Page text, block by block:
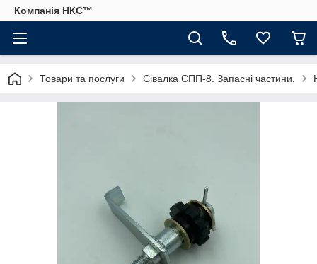
Компанія НКС™
Товари та послуги Сівалка СПП-8. Запасні частини.